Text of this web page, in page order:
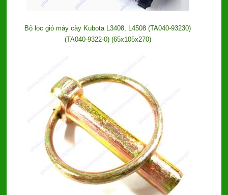
Bộ lọc gió máy cày Kubota L3408, L4508 (TA040-93230)
(TA040-9322-0) (65x105x270)